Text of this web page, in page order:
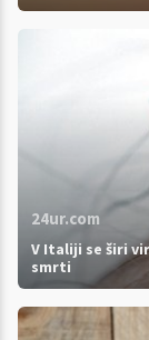
24ur.com
V Italiji se širi
smrti